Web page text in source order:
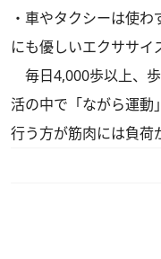
・車やタクシーは使
にも優しいエクササイ
毎日4,000歩以上、
活の中で「ながら運動
行う方が筋肉には負荷